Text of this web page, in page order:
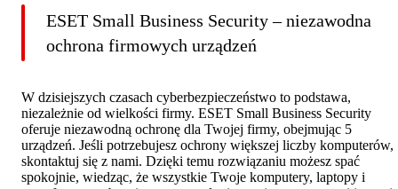
ESET Small Business Security – niezawodna
ochrona firmowych urządzeń
W dzisiejszych czasach cyberbezpieczeństwo to podstawa,
niezależnie od wielkości firmy. ESET Small Business Security
oferuje niezawodną ochronę dla Twojej firmy, obejmując 5
urządzeń. Jeśli potrzebujesz ochrony większej liczby komputerów,
skontaktuj się z nami. Dzięki temu rozwiązaniu możesz spać
spokojnie, wiedząc, że wszystkie Twoje komputery, laptopy i